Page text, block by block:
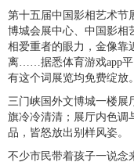
第十五届中国影相艺术节
博城会展中心、中国影相
相爱重者的眼力，金像靠
离……据悉体育游戏app平
有这个词展览均免费绽放。
三门峡国外文博城一楼展
旗冷冷清清；展厅内色调
品，皆怒放出别样风姿。
不少市民带着孩子一说念